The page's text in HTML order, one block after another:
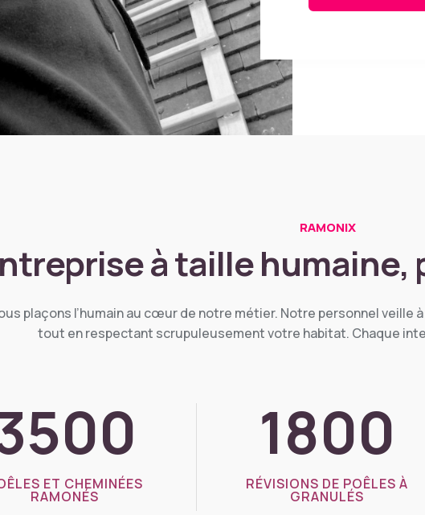
RAMONIX
à taille humaine,
plaçons l’humain au cœur de notre métier. Notre personnel
tout en respectant scrupuleusement votre habitat. Chaque
ET CHEMINÉES
RAMONÉS
1800
RÉVISIONS DE POÊLES À
GRANULÉS